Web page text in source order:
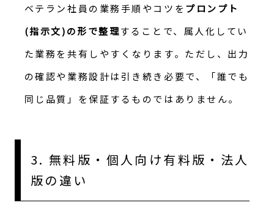
ベテラン社員の業務手順やコツを プロンプト
(指示文)の形で整理することで、属人化してい
た業務を共有しやすくなります。ただし、出力
の確認や業務設計は引き続き必要で、「誰でも
同じ品質」を保証するものではありません。
3. 無料版・個人向け有料版・法人
版の違い